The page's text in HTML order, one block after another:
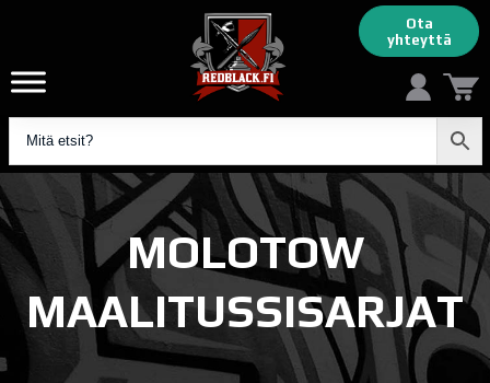
Ota
yhteyttä
MOLOTOW
MAALITUSSISARJAT